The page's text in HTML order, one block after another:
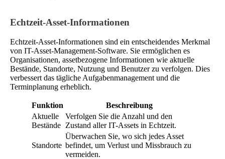
Echtzeit-Asset-Informationen
Echtzeit-Asset-Informationen sind ein entscheidendes Merkmal
von IT-Asset-Management-Software. Sie ermöglichen es
Organisationen, assetbezogene Informationen wie aktuelle
Bestände, Standorte, Nutzung und Benutzer zu verfolgen. Dies
verbessert das tägliche Aufgabenmanagement und die
Terminplanung erheblich.
Funktion
Beschreibung
Aktuelle
Bestände
Verfolgen Sie die Anzahl und den
Zustand aller IT-Assets in Echtzeit.
Standorte
Überwachen Sie, wo sich jedes Asset
befindet, um Verlust und Missbrauch zu
vermeiden.